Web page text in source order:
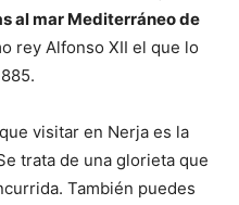
al mar Mediterráneo de
rey Alfonso XII el que lo
visitar en Nerja es la
trata de una glorieta que
También puedes